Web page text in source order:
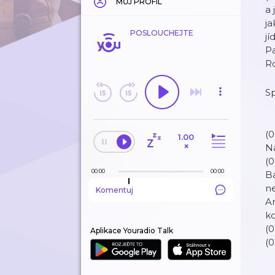
POSLOUCHEJTE
1.00
×
00:00 00:00
Komentuj
Aplikace Youradio Talk
a